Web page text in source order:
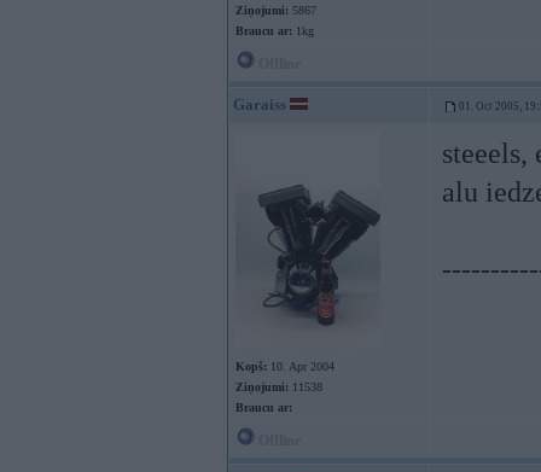
Ziņojumi: 5867
Braucu ar: 1kg
Garaiss 01. Oct 2005,
Kopš: 10. Apr 2004
Ziņojumi: 11538
Braucu ar:
steeels,
alu